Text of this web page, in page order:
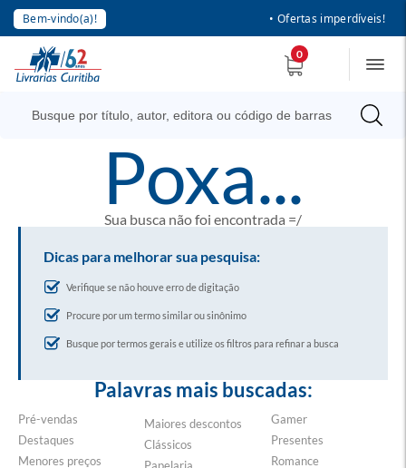
Bem-vindo(a)! • Ofertas imperdíveis!
0
poxa...
Sua busca não foi encontrada =/
Dicas para melhorar sua pesquisa:
Verifique se não houve erro de digitação
Procure por um termo similar ou sinônimo
Busque por termos gerais e utilize os filtros para refinar a busca
Palavras mais buscadas:
Pré-vendas
Destaques
Menores preços
Maiores descontos
Clássicos
Gamer
Presentes
Romance